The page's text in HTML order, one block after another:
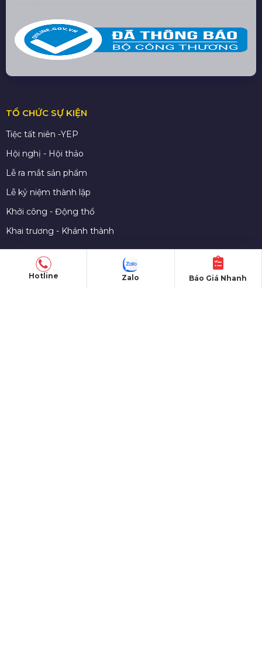
TỔ CHỨC SỰ KIỆN
Tiệc tất niên -YEP
Hội nghị - Hội thảo
Lễ ra mắt sản phẩm
Lễ kỷ niệm thành lập
Khởi công - Động thổ
Khai trương - Khánh thành
CHO THUÊ THIẾT BỊ
Hotline Báo Giá Nhanh
Zalo